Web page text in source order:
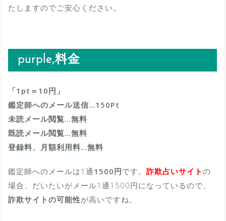
たしますのでご安心ください。
purple,料金
「1pt＝10円」
鑑定師へのメール送信…150Pt
未読メール閲覧…無料
既読メール閲覧…無料
登録料、月額利用料…無料
鑑定師へのメールは1通 1500円です。 詐欺占いサイト の
場合、だいたいがメール1通1500円になっているので、
詐欺サイトの可能性が高いですね。